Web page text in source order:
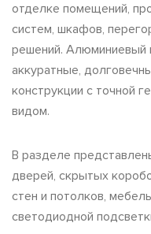
отделке помещений,
систем, шкафов,
решений. Алюминиевый
аккуратные,
конструкции с точной
видом.
В разделе
дверей, скрытых
стен и потолков,
светодиодной